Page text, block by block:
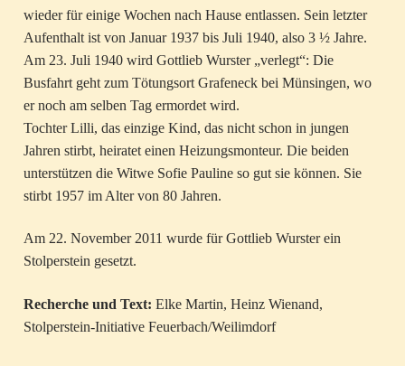
wieder für einige Wochen nach Hause entlassen. Sein letzter
Aufenthalt ist von Januar 1937 bis Juli 1940, also 3 ½ Jahre.
Am 23. Juli 1940 wird Gottlieb Wurster „verlegt“: Die
Busfahrt geht zum Tötungsort Grafeneck bei Münsingen, wo
er noch am selben Tag ermordet wird.
Tochter Lilli, das einzige Kind, das nicht schon in jungen
Jahren stirbt, heiratet einen Heizungsmonteur. Die beiden
unterstützen die Witwe Sofie Pauline so gut sie können. Sie
stirbt 1957 im Alter von 80 Jahren.
Am 22. November 2011 wurde für Gottlieb Wurster ein
Stolperstein gesetzt.
Recherche und Text: Elke Martin, Heinz Wienand,
Stolperstein-Initiative Feuerbach/Weilimdorf